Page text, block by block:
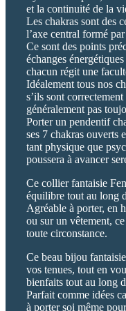
et la continuité de la
Les chakras sont des
l’axe central formé
Ce sont des points
échanges
chacun régit une
Idéalement tous nos
s’ils sont
généralement pas
Porter un pendentif
ses 7 chakras ouverts
tant physique que
poussera à avancer
Ce collier fantaisie
équilibre tout au long
Agréable à porter, en
ou sur un vêtement,
toute circonstance.
Ce beau bijou
vos tenues, tout en
bienfaits tout au long
Parfait comme idées
à porter soi même